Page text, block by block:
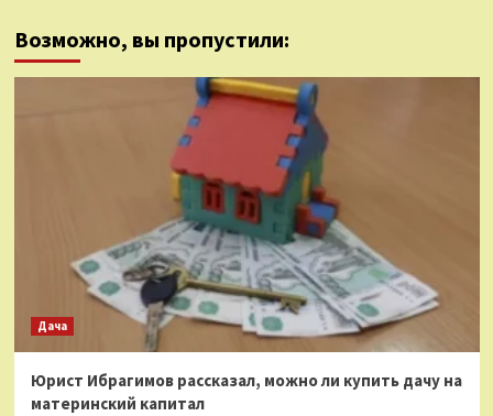
Возможно, вы пропустили:
Дача
Юрист Ибрагимов рассказал, можно ли купить дачу на
материнский капитал